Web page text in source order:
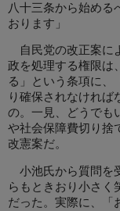
八十三条から始める
おります」
自民党の改正案に
政を処理する権限は
る」という条項に、
り確保されなければ
の。一見、どうでも
や社会保障費切り捨
改憲案だ。
小池氏から質問を
らもときおり小さく
だった。実際に、「